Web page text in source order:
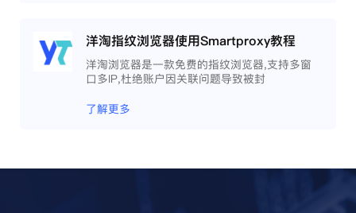
洋淘指纹浏览器使用Smartproxy教程
洋淘浏览器是一款免费的指纹浏览器,支持多窗
口多IP,杜绝账户因关联问题导致被封
了解更多